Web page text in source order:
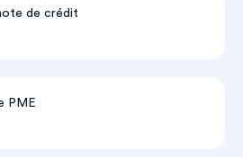
de crédit
PME